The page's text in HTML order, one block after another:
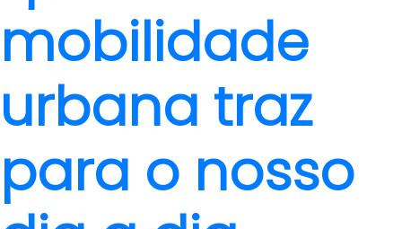
mobilidade
urbana traz
para o nosso